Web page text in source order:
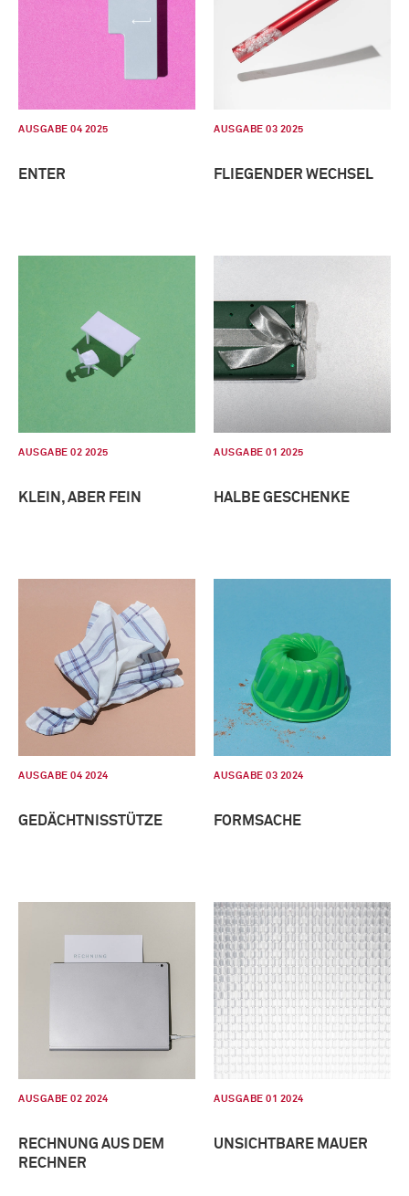
AUSGABE 04 2025
ENTER
AUSGABE 03 2025
FLIEGENDER WECHSEL
AUSGABE 02 2025
KLEIN, ABER FEIN
AUSGABE 01 2025
HALBE GESCHENKE
AUSGABE 04 2024
GEDÄCHTNISSTÜTZE
AUSGABE 03 2024
FORMSACHE
AUSGABE 02 2024
RECHNUNG AUS DEM
RECHNER
AUSGABE 01 2024
UNSICHTBARE MAUER